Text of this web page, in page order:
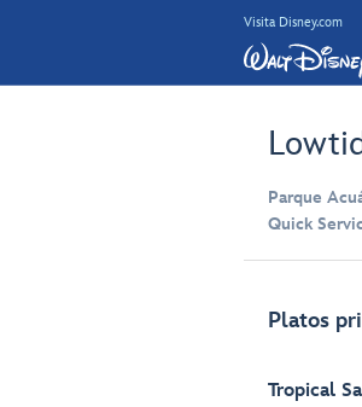
Visita Disney.com
Parque
Quick
Platos
Tropical